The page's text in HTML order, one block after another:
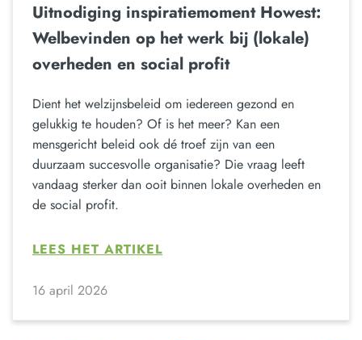
Uitnodiging inspiratiemoment Howest:
Welbevinden op het werk bij (lokale)
overheden en social profit
Dient het welzijnsbeleid om iedereen gezond en
gelukkig te houden? Of is het meer? Kan een
mensgericht beleid ook dé troef zijn van een
duurzaam succesvolle organisatie? Die vraag leeft
vandaag sterker dan ooit binnen lokale overheden en
de social profit.
LEES HET ARTIKEL
16 april 2026